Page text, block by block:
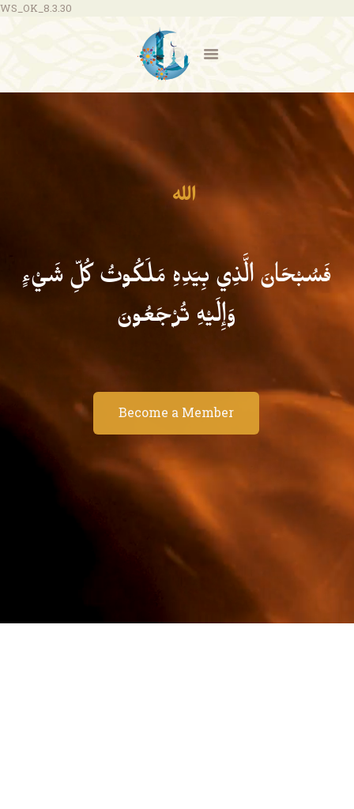
WS_OK_8.3.30
Become a Member
فَسُبْحَانَ الَّذِي بِيَدِهِ مَلَكُوتُ كُلِّ شَيْءٍ
وَإِلَيْهِ تُرْجَعُونَ